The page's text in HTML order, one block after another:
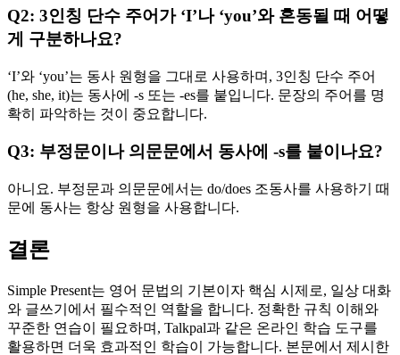
Q2: 3인칭 단수 주어가 ‘I’나 ‘you’와 혼동될 때 어떻
게 구분하나요?
‘I’와 ‘you’는 동사 원형을 그대로 사용하며, 3인칭 단수 주어
(he, she, it)는 동사에 -s 또는 -es를 붙입니다. 문장의 주어를 명
확히 파악하는 것이 중요합니다.
Q3: 부정문이나 의문문에서 동사에 -s를 붙이나요?
아니요. 부정문과 의문문에서는 do/does 조동사를 사용하기 때
문에 동사는 항상 원형을 사용합니다.
결론
Simple Present는 영어 문법의 기본이자 핵심 시제로, 일상 대화
와 글쓰기에서 필수적인 역할을 합니다. 정확한 규칙 이해와
꾸준한 연습이 필요하며, Talkpal과 같은 온라인 학습 도구를
활용하면 더욱 효과적인 학습이 가능합니다. 본문에서 제시한